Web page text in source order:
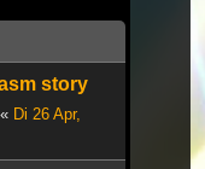
story
« Di 26 Apr,